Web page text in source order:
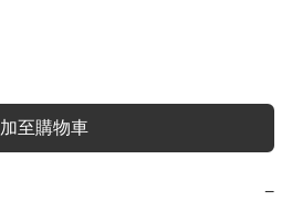
加至購物車
−